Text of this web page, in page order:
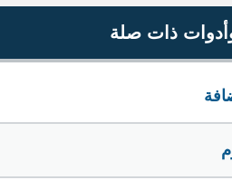
ذات صلة